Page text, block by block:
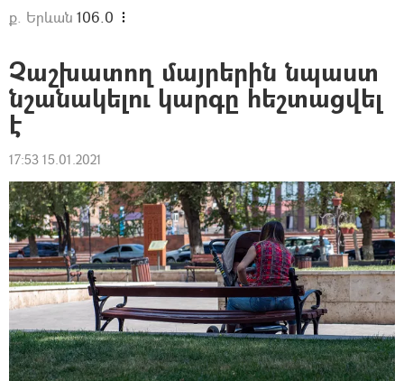
ք. Երևան 106.0
Չաշխատող մայրերին նպաստ
նշանակելու կարգը հեշտացվել
է
17:53 15.01.2021